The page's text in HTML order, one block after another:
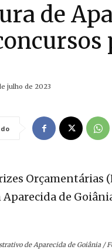
de
julho de 2023
Orçamentárias
Aparecida de
de Aparecida de Goiânia /